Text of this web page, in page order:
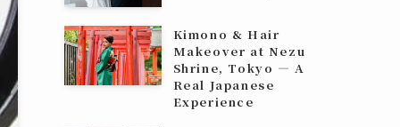
Kimono & Hair
Makeover at Nezu
Shrine, Tokyo — A
Real Japanese
Experience